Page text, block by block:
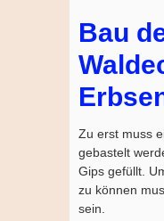
Bau
Zu erst muss
gebastelt
Gips gefüllt.
zu können
sein.